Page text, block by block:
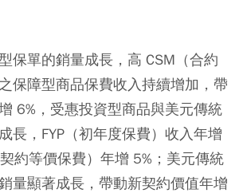
保單的銷量成長，高 CSM（合約
保障型商品保費收入持續增加，帶
6%，受惠投資型商品與美元傳統
長，FYP（初年度保費）收入年增
約等價保費）年增 5%；美元傳統
量顯著成長，帶動新契約價值年增